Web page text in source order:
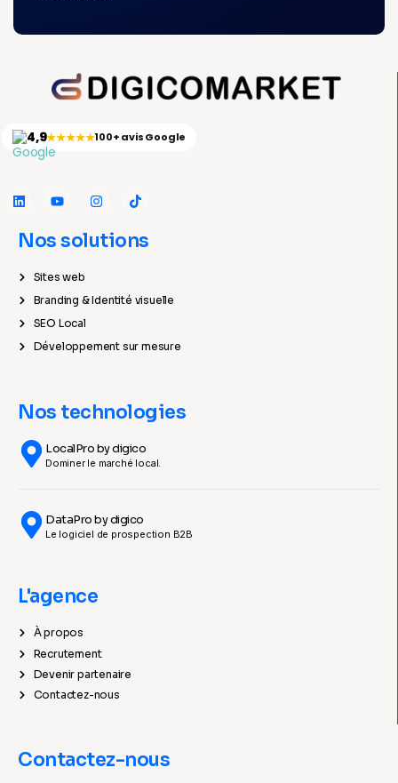
4,9★★★★★100+ avis Google
Nos solutions
Sites web
Branding & Identité visuelle
SEO Local
Développement sur mesure
Nos technologies
LocalPro by digico
Dominer le marché local.
DataPro by digico
Le logiciel de prospection B2B
L'agence
À propos
Recrutement
Devenir partenaire
Contactez-nous
Contactez-nous